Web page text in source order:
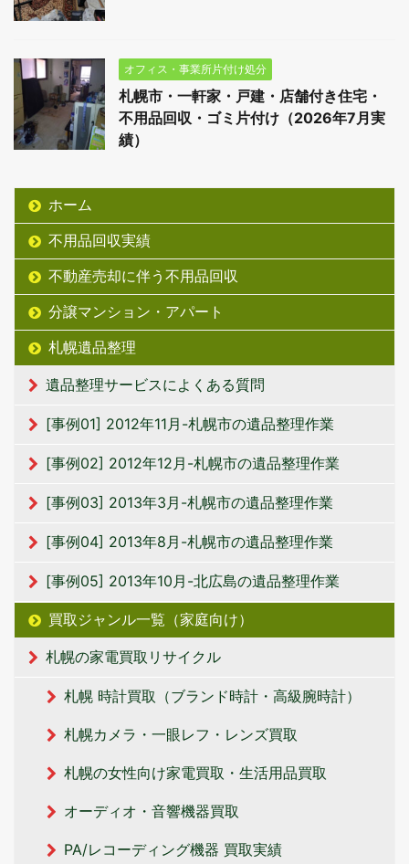
オフィス・事業所片付け処分
札幌市・一軒家・戸建・店舗付き住宅・
不用品回収・ゴミ片付け（2026年7月実
績）
ホーム
不用品回収実績
不動産売却に伴う不用品回収
分譲マンション・アパート
札幌遺品整理
遺品整理サービスによくある質問
[事例01] 2012年11月-札幌市の遺品整理作業
[事例02] 2012年12月-札幌市の遺品整理作業
[事例03] 2013年3月-札幌市の遺品整理作業
[事例04] 2013年8月-札幌市の遺品整理作業
[事例05] 2013年10月-北広島の遺品整理作業
買取ジャンル一覧（家庭向け）
札幌の家電買取リサイクル
札幌 時計買取（ブランド時計・高級腕時計）
札幌カメラ・一眼レフ・レンズ買取
札幌の女性向け家電買取・生活用品買取
オーディオ・音響機器買取
PA/レコーディング機器 買取実績